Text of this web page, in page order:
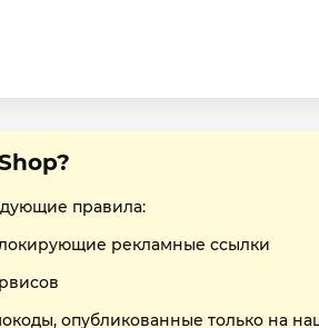
правила:
рекламные ссылки
опубликованные только на